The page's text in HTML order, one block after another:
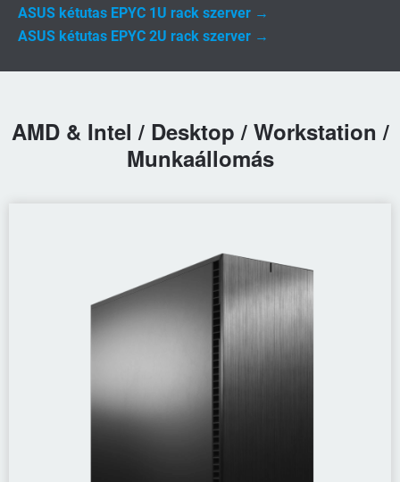
ASUS kétutas EPYC 1U rack szerver →
ASUS kétutas EPYC 2U rack szerver →
AMD & Intel / Desktop / Workstation /
Munkaállomás